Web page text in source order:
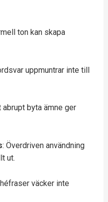
ton kan skapa
uppmuntrar inte till
abrupt byta ämne ger
: Överdriven användning
ut.
väcker inte